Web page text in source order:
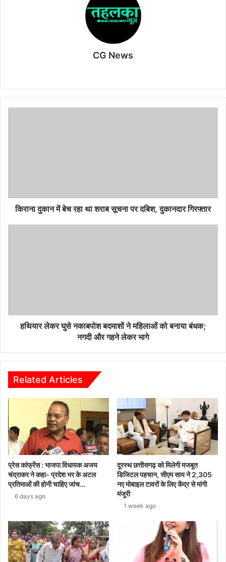
m
CG News
पर
दबिश,
किराना दुकान में बेच रहा था शराब सूचना पर दबिश, दुकानदार गिरफ्तार
बनाया
बंधक;
भागे
हथियार लेकर घुसे नकाबपोश बदमाशों ने महिलाओं को बनाया बंधक;
नगदी और गहने लेकर भागे
Related Articles
प्रेस कांफ्रेंस : भाजपा विधायक अजय
चंद्राकर ने कहा- प्रदेश भर के अटल
प्रतिमाओं की होनी चाहिए जांच…
6 days ago
दूरस्थ छत्तीसगढ़ को मिलेगी मजबूत
डिजिटल पहचान, सीएम साय ने 2,305
नए मोबाइल टावरों के लिए केंद्र से मांगी
मंजूरी
1 week ago